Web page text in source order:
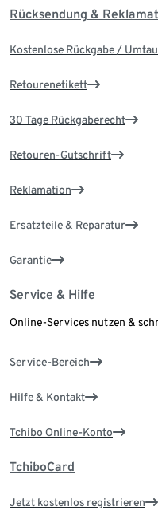
Rücksendung &
Kostenlose Rückgabe /
Retourenetikett
30 Tage Rückgaberecht
Retouren-Gutschrift
Reklamation
Ersatzteile & Reparatur
Garantie
Service & Hilfe
Online-Services nutzen &
Service-Bereich
Hilfe & Kontakt
Tchibo Online-Konto
TchiboCard
Jetzt kostenlos registrieren